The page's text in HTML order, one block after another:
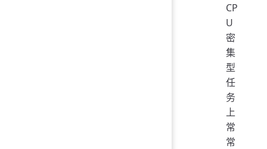
CP
U
密
集
型
任
务
上
常
常